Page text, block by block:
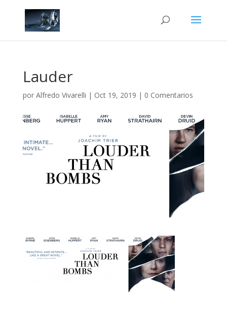
Lauder
por Alfredo Vivarelli | Oct 19, 2019 | 0 Comentarios